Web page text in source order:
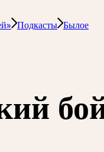
Подкасты Былое